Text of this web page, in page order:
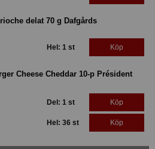
delat 70 g Dafgårds
Hel: 1 st Köp
Cheese Cheddar 10-p Président
Del: 1 st Köp
Hel: 36 st Köp